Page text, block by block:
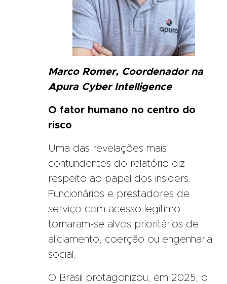
Marco Romer, Coordenador na
Apura Cyber Intelligence
O fator humano no centro do
risco
Uma das revelações mais
contundentes do relatório diz
respeito ao papel dos insiders.
Funcionários e prestadores de
serviço com acesso legítimo
tornaram-se alvos prioritários de
aliciamento, coerção ou engenharia
social.
O Brasil protagonizou, em 2025, o